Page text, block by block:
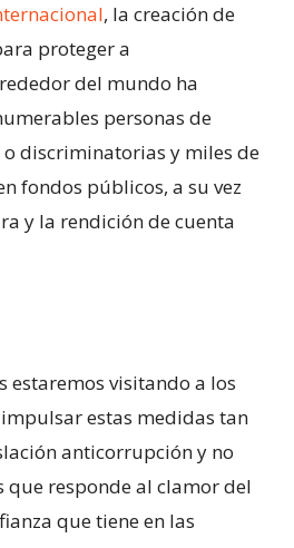
, la creación de
proteger a
del mundo ha
personas de
discriminatorias y miles de
fondos públicos, a su vez
y la rendición de cuenta
estaremos visitando a los
estas medidas tan
anticorrupción y no
que responde al clamor del
que tiene en las